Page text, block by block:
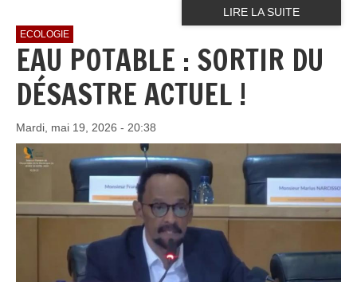
LIRE LA SUITE
ECOLOGIE
EAU POTABLE : SORTIR DU
DÉSASTRE ACTUEL !
Mardi, mai 19, 2026 - 20:38